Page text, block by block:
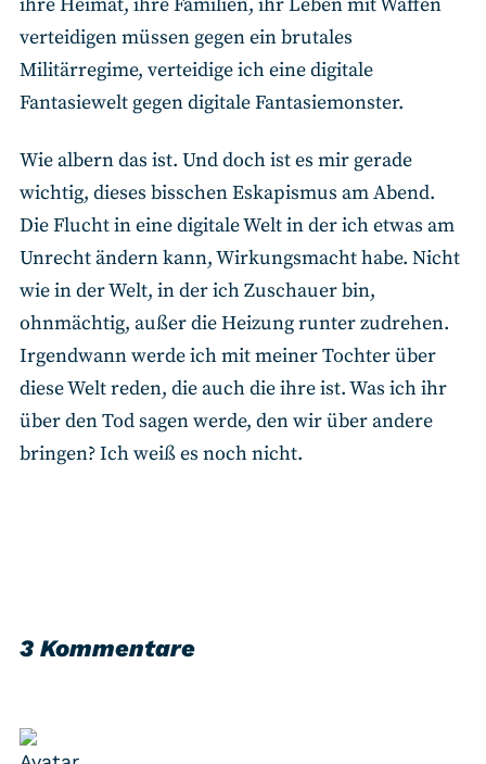
verteidigen müssen gegen ein brutales
Militärregime, verteidige ich eine digitale
Fantasiewelt gegen digitale Fantasiemonster.
Wie albern das ist. Und doch ist es mir gerade
wichtig, dieses bisschen Eskapismus am Abend.
Die Flucht in eine digitale Welt in der ich etwas am
Unrecht ändern kann, Wirkungsmacht habe. Nicht
wie in der Welt, in der ich Zuschauer bin,
ohnmächtig, außer die Heizung runter zudrehen.
Irgendwann werde ich mit meiner Tochter über
diese Welt reden, die auch die ihre ist. Was ich ihr
über den Tod sagen werde, den wir über andere
bringen? Ich weiß es noch nicht.
3 Kommentare